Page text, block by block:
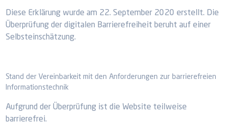
Diese Erklärung wurde am 22. September 2020 erstellt. Die
Überprüfung der digitalen Barrierefreiheit beruht auf einer
Selbsteinschätzung.
Stand der Vereinbarkeit mit den Anforderungen zur barrierefreien
Informationstechnik
Aufgrund der Überprüfung ist die Website teilweise
barrierefrei.